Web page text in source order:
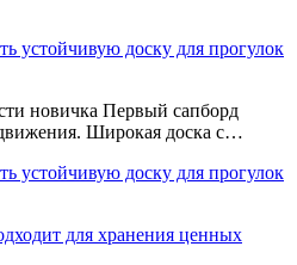
устойчивую доску для прогулок
новичка Первый сапборд
Широкая доска с…
устойчивую доску для прогулок
для хранения ценных